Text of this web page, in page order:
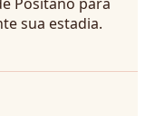
sua estadia.